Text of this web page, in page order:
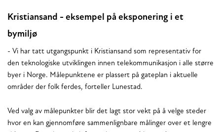
Kristiansand - eksempel på eksponering i et
bymiljø
- Vi har tatt utgangspunkt i Kristiansand som representativ for
den teknologiske utviklingen innen telekommunikasjon i alle større
byer i Norge. Målepunktene er plassert på gateplan i aktuelle
områder der folk ferdes, forteller Lunestad.
Ved valg av målepunkter blir det lagt stor vekt på å velge steder
hvor en kan gjennomføre sammenlignbare målinger over et lengre